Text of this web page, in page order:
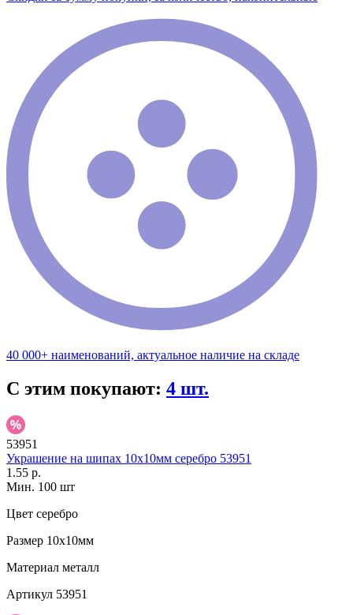
40 000+ наименований, актуальное наличие на складе
С этим покупают: 4 шт.
53951
Украшение на шипах 10х10мм серебро 53951
1.55 р.
Мин. 100 шт
Цвет серебро
Размер 10х10мм
Материал металл
Артикул 53951